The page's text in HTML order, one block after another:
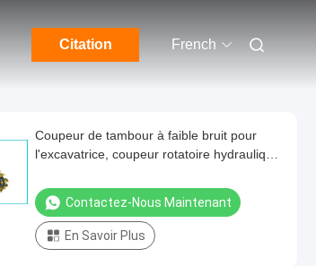
Citation French
Coupeur de tambour à faible bruit pour
l'excavatrice, coupeur rotatoire hydraulique
Contactez-Nous Maintenant
En Savoir Plus